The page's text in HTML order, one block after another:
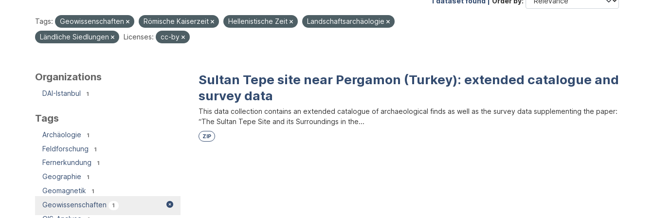
Tags: Geowissenschaften Römische Kaiserzeit Hellenistische Zeit
Landschaftsarchäologie
Ländliche Siedlungen
Licenses: cc-by
Organizations
DAI-Istanbul 1
Tags
Archäologie 1
Feldforschung 1
Fernerkundung 1
Geographie 1
Geomagnetik 1
Geowissenschaften 1
Sultan Tepe site near Pergamon (Turkey): extended catalogue and
survey data
This data collection contains an extended catalogue of archaeological finds as well as the survey data supplementing the paper:
“The Sultan Tepe Site and its Surroundings in the...
ZIP